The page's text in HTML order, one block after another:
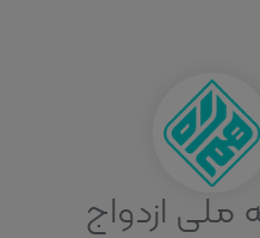
ملی ازدواج